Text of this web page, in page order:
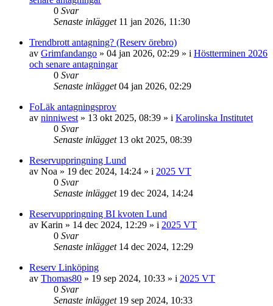
0 Svar
Senaste inlägget 11 jan 2026, 11:30
Trendbrott antagning? (Reserv örebro)
av Grimfandango » 04 jan 2026, 02:29 » i Höstterminen 2026
och senare antagningar
0 Svar
Senaste inlägget04 jan 2026, 02:29
FoLäk antagningsprov
av ninniwest » 13 okt 2025, 08:39 » i Karolinska Institutet
0 Svar
Senaste inlägget 13 okt 2025, 08:39
Reservuppringning Lund
av Noa » 19 dec 2024, 14:24 » i 2025 VT
0 Svar
Senaste inlägget 19 dec 2024, 14:24
Reservuppringning BI kvoten Lund
av Karin » 14 dec 2024, 12:29 » i 2025 VT
0 Svar
Senaste inlägget 14 dec 2024, 12:29
Reserv Linköping
av Thomas80 » 19 sep 2024, 10:33 » i 2025 VT
0 Svar
Senaste inlägget 19 sep 2024, 10:33